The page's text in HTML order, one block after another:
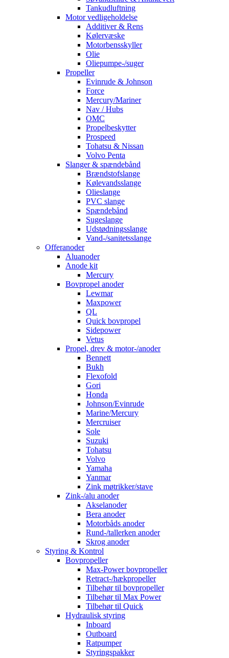
Tankudluftning
Motor vedligeholdelse
Additiver & Rens
Kølervæske
Motorbensskyller
Olie
Oliepumpe-/suger
Propeller
Evinrude & Johnson
Force
Mercury/Mariner
Nav / Hubs
OMC
Propelbeskytter
Prospeed
Tohatsu & Nissan
Volvo Penta
Slanger & spændebånd
Brændstofslange
Kølevandsslange
Olieslange
PVC slange
Spændebånd
Sugeslange
Udstødningsslange
Vand-/sanitetsslange
Offeranoder
Aluanoder
Anode kit
Mercury
Bovpropel anoder
Lewmar
Maxpower
QL
Quick bovpropel
Sidepower
Vetus
Propel, drev & motor-/anoder
Bennett
Bukh
Flexofold
Gori
Honda
Johnson/Evinrude
Marine/Mercury
Mercruiser
Sole
Suzuki
Tohatsu
Volvo
Yamaha
Yanmar
Zink møtrikker/stave
Zink-/alu anoder
Akselanoder
Bera anoder
Motorbåds anoder
Rund-/tallerken anoder
Skrog anoder
Styring & Kontrol
Bovpropeller
Max-Power bovpropeller
Retract-/hækpropeller
Tilbehør til bovpropeller
Tilbehør til Max Power
Tilbehør til Quick
Hydraulisk styring
Inboard
Outboard
Ratpumper
Styringspakker